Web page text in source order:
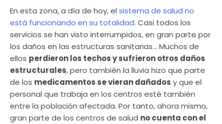
En esta zona, a día de hoy, el sistema de salud no
está funcionando en su totalidad. Casi todos los
servicios se han visto interrumpidos, en gran parte por
los daños en las estructuras sanitarias… Muchos de
ellos perdieron los techos y sufrieron otros daños
estructurales, pero también la lluvia hizo que parte
de los medicamentos se vieran dañados y que el
personal que trabaja en los centros esté también
entre la población afectada. Por tanto, ahora mismo,
gran parte de los centros de salud no cuenta con el